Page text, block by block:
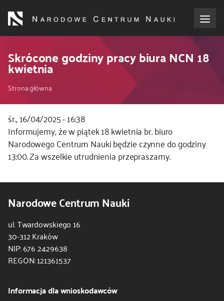
treści
o NCN
dla wnioskodawców
dla realizujących projekty
dla ekspertów
efekty NCN
kontakt
Skrócone godziny pracy biura NCN 18
kwietnia
Ścieżka
nawigacyjna
Strona główna
śr., 16/04/2025 - 16:38
Kod
CSS
i
Informujemy, że w piątek 18 kwietnia br. biuro
Narodowego Centrum Nauki będzie czynne do godziny
13:00. Za wszelkie utrudnienia przepraszamy.
Narodowe Centrum Nauki
ul. Twardowskiego 16
30-312 Kraków
NIP: 676 2429638
REGON: 121361537
Informacja dla wnioskodawców